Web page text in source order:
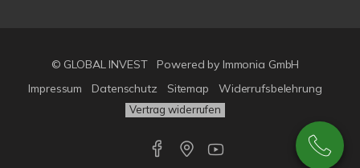
© GLOBAL INVEST Powered by Immonia GmbH
Impressum
Datenschutz Sitemap Widerrufsbelehrung
Vertrag widerrufen